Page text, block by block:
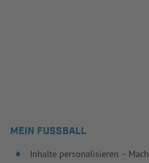
MEIN FUSSBALL
Inhalte personalisieren –